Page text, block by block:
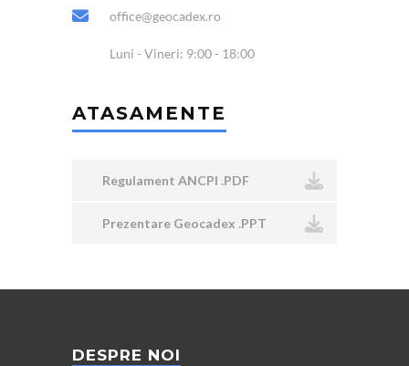
office@geocadex.ro
Luni - Vineri: 9:00 - 18:00
ATASAMENTE
Regulament ANCPI .PDF
Prezentare Geocadex .PPT
DESPRE NOI